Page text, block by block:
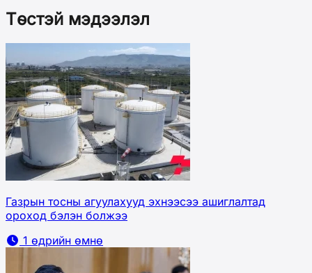
Төстэй мэдээлэл
Газрын тосны агуулахууд эхнээсээ ашиглалтад
ороход бэлэн болжээ
1 өдрийн өмнө